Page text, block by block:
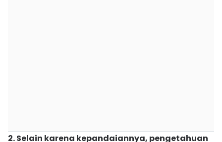
2. Selain karena kepandaiannya, pengetahuan